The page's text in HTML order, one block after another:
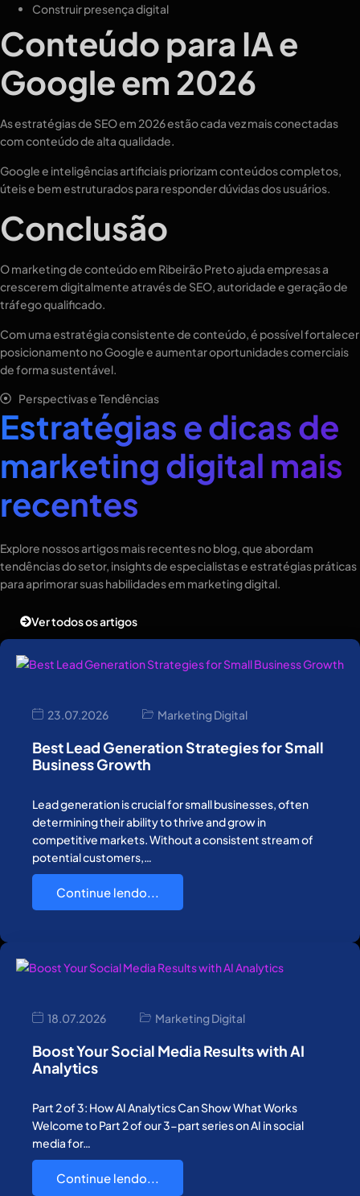
Construir presença digital
Conteúdo para IA e
Google em 2026
As estratégias de SEO em 2026 estão cada vez mais conectadas
com conteúdo de alta qualidade.
Google e inteligências artificiais priorizam conteúdos completos,
úteis e bem estruturados para responder dúvidas dos usuários.
Conclusão
O marketing de conteúdo em Ribeirão Preto ajuda empresas a
crescerem digitalmente através de SEO, autoridade e geração de
tráfego qualificado.
Com uma estratégia consistente de conteúdo, é possível fortalecer
posicionamento no Google e aumentar oportunidades comerciais
de forma sustentável.
Perspectivas e Tendências
Estratégias e dicas de
marketing digital mais
recentes
Explore nossos artigos mais recentes no blog, que abordam
tendências do setor, insights de especialistas e estratégias práticas
para aprimorar suas habilidades em marketing digital.
Ver todos os artigos
23.07.2026 Marketing Digital
Best Lead Generation Strategies for Small
Business Growth
Lead generation is crucial for small businesses, often
determining their ability to thrive and grow in
competitive markets. Without a consistent stream of
potential customers,…
Continue lendo...
18.07.2026 Marketing Digital
Boost Your Social Media Results with AI
Analytics
Part 2 of 3: How AI Analytics Can Show What Works
Welcome to Part 2 of our 3-part series on AI in social
media for…
Continue lendo...